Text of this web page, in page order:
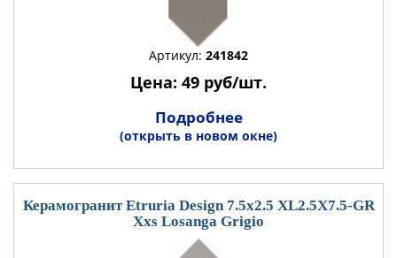
Артикул: 241842
Цена: 49 руб/шт.
Подробнее
(открыть в новом окне)
Керамогранит Etruria Design 7.5x2.5 XL2.5X7.5-GR
Xxs Losanga Grigio